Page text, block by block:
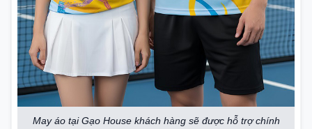
May áo tại Gạo House khách hàng sẽ được hỗ trợ chính